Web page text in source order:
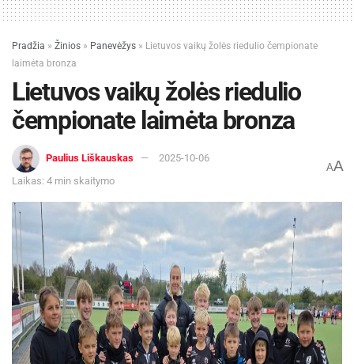
Pradžia » Žinios » Panevėžys » Lietuvos vaikų žolės riedulio čempionate
laimėta bronza
Lietuvos vaikų žolės riedulio
čempionate laimėta bronza
Paulius Liškauskas
2025-10-06
Laikas: 4 min skaitymo
AA